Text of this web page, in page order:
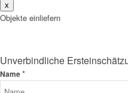
x
Objekte einliefern
Unverbindliche
Name*